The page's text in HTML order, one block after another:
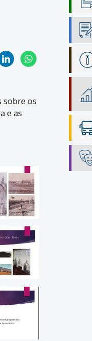
sobre os
e as